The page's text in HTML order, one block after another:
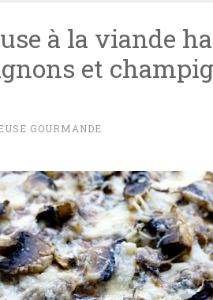
à la viande
et
GOURMANDE